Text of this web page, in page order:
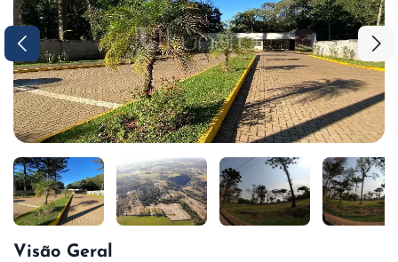
Visão Geral